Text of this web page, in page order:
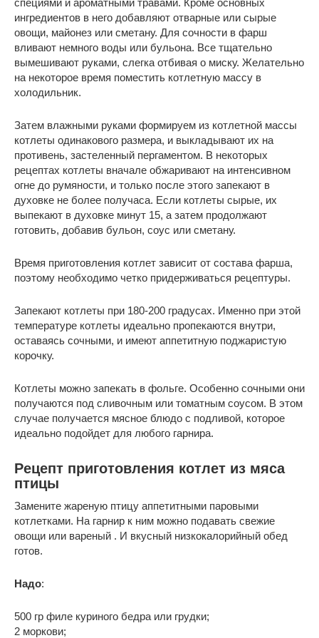
ингредиентов в него добавляют отварные или сырые
овощи, майонез или сметану. Для сочности в фарш
вливают немного воды или бульона. Все тщательно
вымешивают руками, слегка отбивая о миску. Желательно
на некоторое время поместить котлетную массу в
холодильник.
Затем влажными руками формируем из котлетной массы
котлеты одинакового размера, и выкладывают их на
противень, застеленный пергаментом. В некоторых
рецептах котлеты вначале обжаривают на интенсивном
огне до румяности, и только после этого запекают в
духовке не более получаса. Если котлеты сырые, их
выпекают в духовке минут 15, а затем продолжают
готовить, добавив бульон, соус или сметану.
Время приготовления котлет зависит от состава фарша,
поэтому необходимо четко придерживаться рецептуры.
Запекают котлеты при 180-200 градусах. Именно при этой
температуре котлеты идеально пропекаются внутри,
оставаясь сочными, и имеют аппетитную поджаристую
корочку.
Котлеты можно запекать в фольге. Особенно сочными они
получаются под сливочным или томатным соусом. В этом
случае получается мясное блюдо с подливой, которое
идеально подойдет для любого гарнира.
Рецепт приготовления котлет из мяса
птицы
Замените жареную птицу аппетитными паровыми
котлетками. На гарнир к ним можно подавать свежие
овощи или вареный . И вкусный низкокалорийный обед
готов.
Надо:
500 гр филе куриного бедра или грудки;
2 моркови;